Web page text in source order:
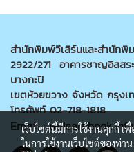
สำนักพิมพ์วีเลิร์นและสำนักพิ
2922/271 อาคารชาญอิสส
บางกะปิ
เขตห้วยขวาง จังหวัด กรุงเ
โทรศัพท์ 02-718-1818
Email :
เว็บไซต์นี้มีการใช้งานคุกกี้
ในการใช้งานเว็บไซต์ของท่า